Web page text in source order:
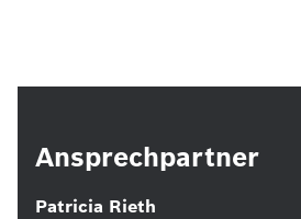
Ansprechpartner
Patricia Rieth